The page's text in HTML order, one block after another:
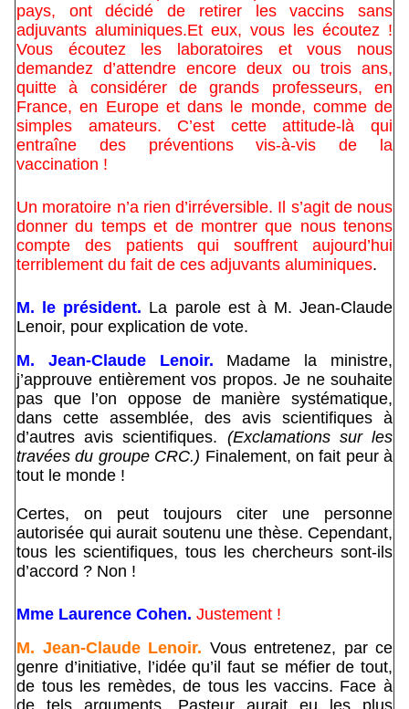
pays, ont décidé de retirer les vaccins sans
adjuvants aluminiques.Et eux, vous les écoutez !
Vous écoutez les laboratoires et vous nous
demandez d’attendre encore deux ou trois ans,
quitte à considérer de grands professeurs, en
France, en Europe et dans le monde, comme de
simples amateurs. C’est cette attitude-là qui
entraîne des préventions vis-à-vis de la
vaccination !
Un moratoire n’a rien d’irréversible. Il s’agit de nous
donner du temps et de montrer que nous tenons
compte des patients qui souffrent aujourd’hui
terriblement du fait de ces adjuvants aluminiques.
M. le président. La parole est à M. Jean-Claude
Lenoir, pour explication de vote.
M. Jean-Claude Lenoir. Madame la ministre,
j’approuve entièrement vos propos. Je ne souhaite
pas que l’on oppose de manière systématique,
dans cette assemblée, des avis scientifiques à
d’autres avis scientifiques. (Exclamations sur les
travées du groupe CRC.) Finalement, on fait peur à
tout le monde !
Certes, on peut toujours citer une personne
autorisée qui aurait soutenu une thèse. Cependant,
tous les scientifiques, tous les chercheurs sont-ils
d’accord ? Non !
Mme Laurence Cohen. Justement !
M. Jean-Claude Lenoir. Vous entretenez, par ce
genre d’initiative, l’idée qu’il faut se méfier de tout,
de tous les remèdes, de tous les vaccins. Face à
de tels arguments, Pasteur aurait eu les plus